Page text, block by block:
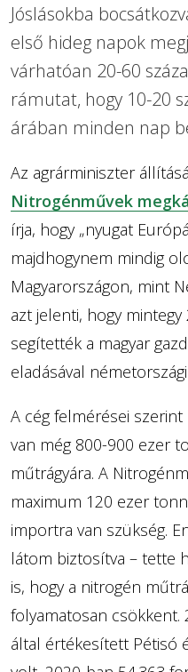
Jóslásokba
első hideg napok
várhatóan 20-60
rámutat, hogy10-20
árában minden nap
Az agrárminiszter
Nitrogénművek
írja, hogy „nyugat
majdhogynem mindig
Magyarországon, mint
azt jelenti, hogy
segítették a magyar
eladásával
A cég felmérései
van még 800-900 ezer
műtrágyára. A
maximum 120 ezer
importra van szükség.
látom biztosítva – tette
is, hogy a nitrogén
folyamatosan csökkent.
által értékesített Pétisó